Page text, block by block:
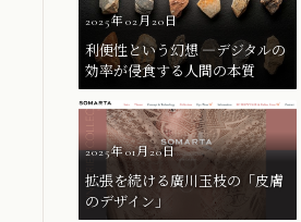
2025年02月20日
利便性という幻想 ―デジタルの
効率が侵食する人間の本質
2025年01月20日
拡張を続ける廣川玉枝の「皮膚
のデザイン」